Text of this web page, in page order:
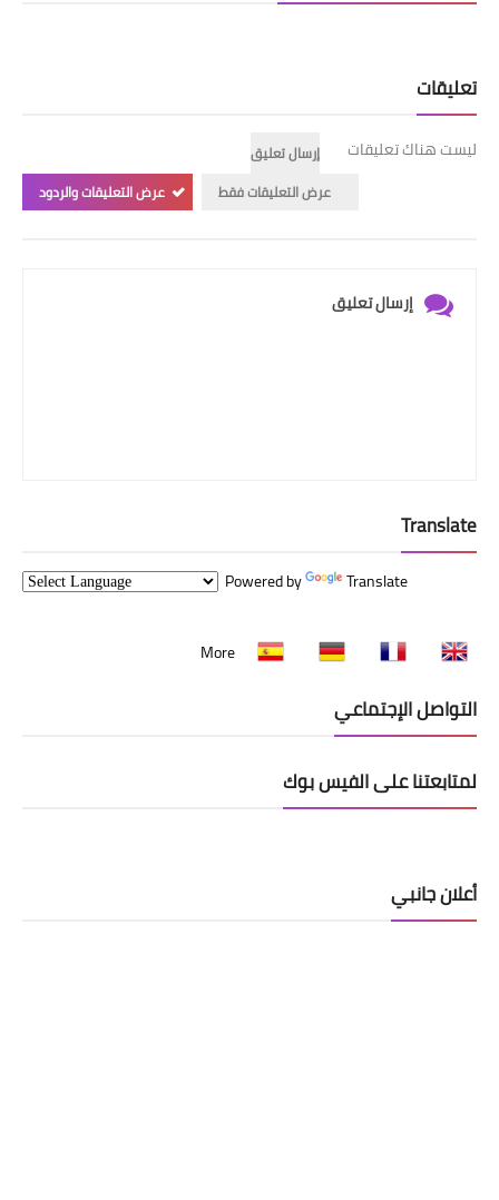
تعليقات
ليست هناك تعليقات
إرسال تعليق
عرض التعليقات فقط
عرض التعليقات والردود
إرسال تعليق
Translate
Powered by Translate
More
التواصل الإجتماعي
لمتابعتنا على الفيس بوك
أعلان جانبي